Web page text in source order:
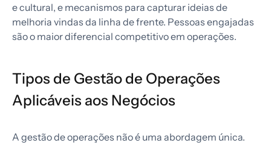
e cultural, e mecanismos para capturar ideias de
melhoria vindas da linha de frente. Pessoas engajadas
são o maior diferencial competitivo em operações.
Tipos de Gestão de Operações
Aplicáveis aos Negócios
A gestão de operações não é uma abordagem única.